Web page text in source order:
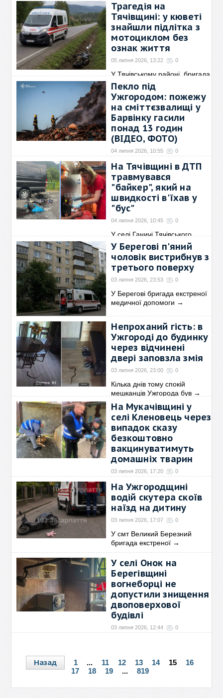
Вчора о 19:21 співробітники
Хустського→
Трагедія на
Тячівщині: у кюветі
знайшли підлітка з
мотоциклом без
ознак життя
05 липня 2026, 13:22 0
У Тячівському районі, бригада
екстреної медичної
Пекло під
Ужгородом: пожежу
на сміттєзвалищі у
Барвінку гасили
понад 13 годин
(ВІДЕО, ФОТО)
04 липня 2026, 10:55 0
3 липня о 17:45 до Служби
порятунку надійшло
→
На Тячівщині в ДТП
травмувався
"байкер", який на
швидкості в'їхав у
"бус"
04 липня 2026, 10:45 0
У селі Ганичі Тячівського
району бригада→
У Берегові п'яний
чоловік вистрибнув з
третього поверху
03 липня 2026, 23:53 0
У Берегові бригада екстреної
медичної допомоги →
Непроханий гість: в
Ужгороді до будинку
через відчинені
двері заповзла змія
03 липня 2026, 23:00 0
Кілька днів тому спокій
мешканців Ужгорода був →
На Мукачівщині у
селі Кленовець через
випадок сказу
безкоштовно
вакцинуватимуть
домашніх тварин
03 липня 2026, 17:20 0
У селі Кленовець
Кольчинської громади після
На Ужгородщині
водій скутера скоїв
наїзд на дитину
03 липня 2026, 17:07 0
У смт Великий Березний
бригада екстреної →
У селі Онок на
Берегівщині
вогнеборці не
допустили знищення
двоповерхової
будівлі
03 липня 2026, 12:44 0
Назад 1 ... 11 12 13 14 15
16
17
18 19 ... 819